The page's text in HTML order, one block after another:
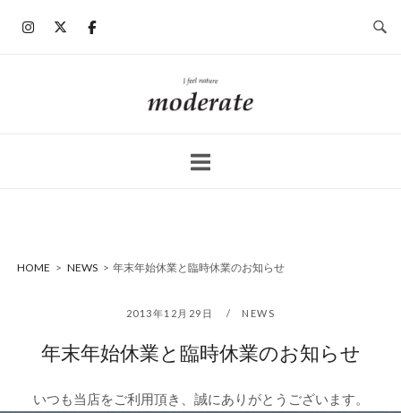
ホ
ー
HOME > NEWS > 年末年始休業と臨時休業のお知らせ
2013年12月29日 NEWS
年末年始休業と臨時休業のお知らせ
いつも当店をご利用頂き、誠にありがとうございます。